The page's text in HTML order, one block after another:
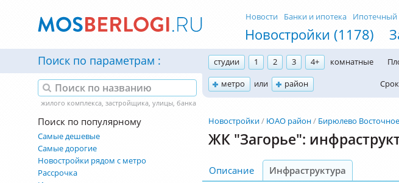
Новостройки (1178)
Новости Банки и ипотека Ипотечный
Поиск по параметрам студии 1 2 3 4+
комнатные
метро
или район
Поиск по популярному
Самые дешевые
Самые дорогие
Новостройки рядом с метро
Рассрочка
Новостройки ЮАО район Бирюлево Восточное
ЖК "Загорье":
Описание Инфраструктура